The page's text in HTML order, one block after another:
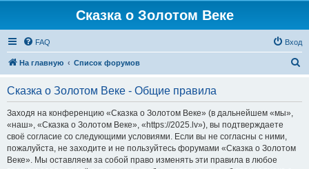
Сказка о Золотом Веке
FAQ Вход
На главную Список форумов
Сказка о Золотом Веке - Общие правила
Заходя на конференцию «Сказка о Золотом Веке» (в дальнейшем «мы»,
«наш», «Сказка о Золотом Веке», «https://2025.lv»), вы подтверждаете
своё согласие со следующими условиями. Если вы не согласны с ними,
пожалуйста, не заходите и не пользуйтесь форумами «Сказка о Золотом
Веке». Мы оставляем за собой право изменять эти правила в любое